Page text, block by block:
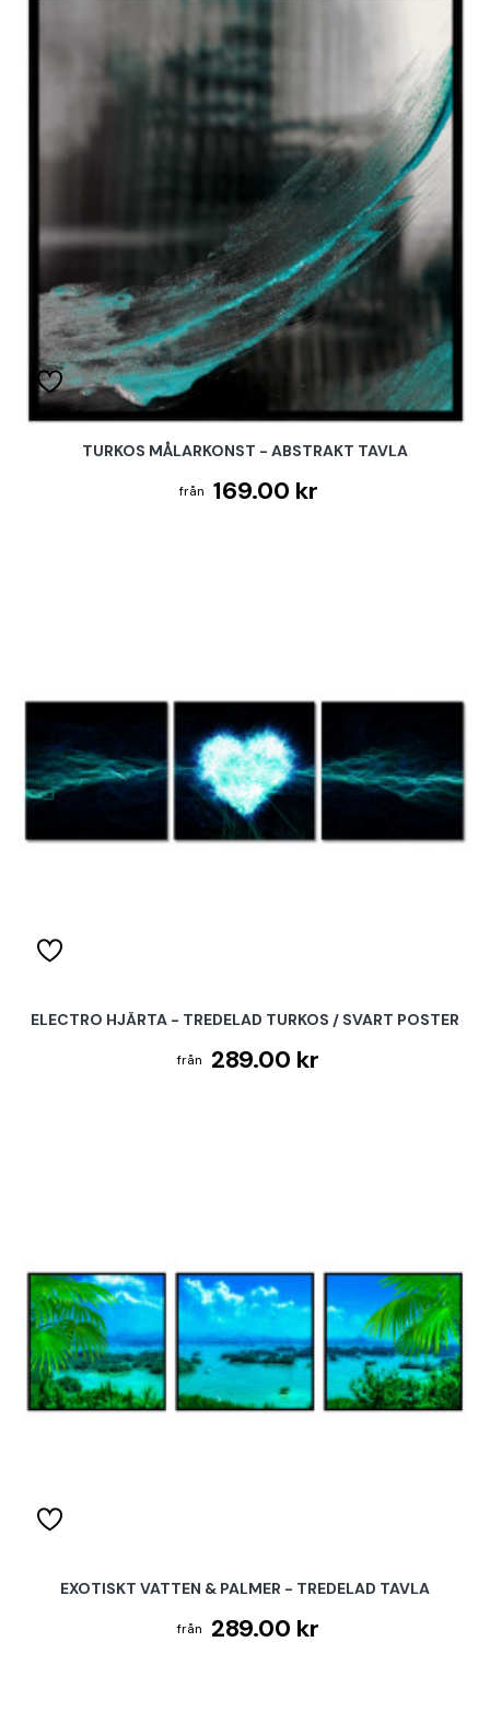
TURKOS MÅLARKONST - ABSTRAKT TAVLA
169.00 kr
ELECTRO HJÄRTA - TREDELAD TURKOS / SVART POSTER
289.00 kr
EXOTISKT VATTEN & PALMER - TREDELAD TAVLA
289.00 kr